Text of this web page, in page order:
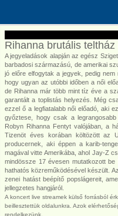
Rihanna brutális teltház
A jegyeladások alapján az egész
barbadosi származású, de amerikai
jó előre elfogytak a jegyek, pedig
hogy ugyan az utóbbi időben a női
de Rihanna már több mint tíz éve a
garantált a toplistás helyezés. Még
ezzel ő a legfiatalabb női előadó, aki
győztese, hogy csak a
Robyn Rihanna Fentyt valójában, a
Tizenöt éves korában költözött az
producernek, aki éppen a karib-
magával vitte Amerikába, ahol Jay-Z
mindössze 17 évesen mutatkozott
hathatós közreműködésével készült.
zenei hatást beépítő popslágereit,
jellegzetes hangjáról.
A koncert live streamek külső forrásból
beillesztettük oldalunkra. Azok
rendelkezünk.